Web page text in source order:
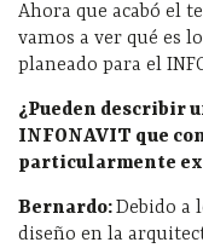
Ahora que acabó el
vamos a ver qué es
planeado para el
¿Pueden describir
INFONAVIT que
particularmente
Bernardo:Debido a
diseño en la